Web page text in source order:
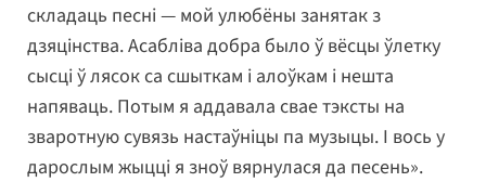
складаць песні — мой улюбёны занятак з
дзяцінства. Асабліва добра было ў вёсцы ўлетку
сысці ў лясок са сшыткам і алоўкам і нешта
напяваць. Потым я аддавала свае тэксты на
зваротную сувязь настаўніцы па музыцы. І вось у
дарослым жыцці я зноў вярнулася да песень».